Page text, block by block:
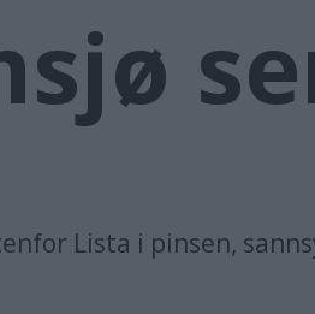
Lista i pinsen,